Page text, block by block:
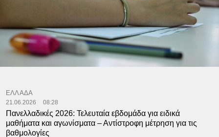
ΕΛΛΑΔΑ
21.06.2026 08:28
Πανελλαδικές 2026: Τελευταία εβδομάδα για ειδικά
μαθήματα και αγωνίσματα – Αντίστροφη μέτρηση για τις
βαθμολογίες